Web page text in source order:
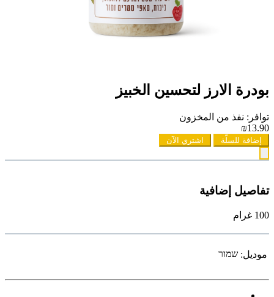
بودرة الارز لتحسين الخبيز
توافر: نفذ من المخزون
₪13.90
إضافة للسلّة اشتري الآن
تفاصيل إضافية
100 غرام
موديل: שמור